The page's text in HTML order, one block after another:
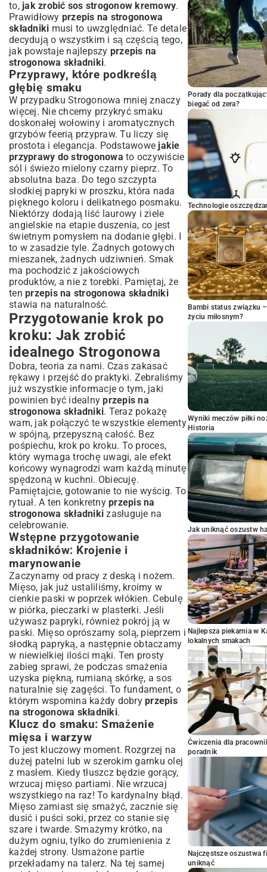
to, jak zrobić sos strogonow kremowy.
Prawidłowy przepis na strogonowa
składniki musi to uwzględniać. Te detale
decydują o wszystkim i są częścią tego,
jak powstaje najlepszy przepis na
strogonowa składniki.
Przyprawy, które podkreślą
głębię smaku
W przypadku Strogonowa mniej znaczy
więcej. Nie chcemy przykryć smaku
doskonałej wołowiny i aromatycznych
grzybów feerią przypraw. Tu liczy się
prostota i elegancja. Podstawowe jakie
przyprawy do strogonowa to oczywiście
sól i świeżo mielony czarny pieprz. To
absolutna baza. Do tego szczypta
słodkiej papryki w proszku, która nada
pięknego koloru i delikatnego posmaku.
Niektórzy dodają liść laurowy i ziele
angielskie na etapie duszenia, co jest
świetnym pomysłem na dodanie głębi. I
to w zasadzie tyle. Żadnych gotowych
mieszanek, żadnych udziwnień. Smak
ma pochodzić z jakościowych
produktów, a nie z torebki. Pamiętaj, że
ten przepis na strogonowa składniki
stawia na naturalność.
Przygotowanie krok po
kroku: Jak zrobić
idealnego Strogonowa
Dobra, teoria za nami. Czas zakasać
rękawy i przejść do praktyki. Zebraliśmy
już wszystkie informacje o tym, jaki
powinien być idealnyprzepis na
strogonowa składniki. Teraz pokażę
wam, jak połączyć te wszystkie elementy
w spójną, przepyszną całość. Bez
pośpiechu, krok po kroku. To proces,
który wymaga trochę uwagi, ale efekt
końcowy wynagrodzi wam każdą minutę
spędzoną w kuchni. Obiecuję.
Pamiętajcie, gotowanie to nie wyścig. To
rytuał. A ten konkretny przepis na
strogonowa składniki zasługuje na
celebrowanie.
Wstępne przygotowanie
składników: Krojenie i
marynowanie
Zaczynamy od pracy z deską i nożem.
Mięso, jak już ustaliliśmy, kroimy w
cienkie paski w poprzek włókien. Cebulę
w piórka, pieczarki w plasterki. Jeśli
używasz papryki, również pokrój ją w
paski. Mięso oprószamy solą, pieprzem i
słodką papryką, a następnie obtaczamy
w niewielkiej ilości mąki. Ten prosty
zabieg sprawi, że podczas smażenia
uzyska piękną, rumianą skórkę, a sos
naturalnie się zagęści. To fundament, o
którym wspomina każdy dobry przepis
na strogonowa składniki.
Klucz do smaku: Smażenie
mięsa i warzyw
To jest kluczowy moment. Rozgrzej na
dużej patelni lub w szerokim garnku olej
z masłem. Kiedy tłuszcz będzie gorący,
wrzucaj mięso partiami. Nie wrzucaj
wszystkiego na raz! To kardynalny błąd.
Mięso zamiast się smażyć, zacznie się
dusić i puści soki, przez co stanie się
szare i twarde. Smażymy krótko, na
dużym ogniu, tylko do zrumienienia z
każdej strony. Usmażone partie
przekładamy na talerz. Na tej samej
Porady dla
biegać od zera?
Technologie
Bambi status związku
życiu miłosnym?
Wyniki meczów piłki
Historia
Jak uniknąć oszustw
Najlepsza piekarnia w
lokalnych smakach
Ćwiczenia dla
poradnik
Najczęstsze oszustwa
uniknąć